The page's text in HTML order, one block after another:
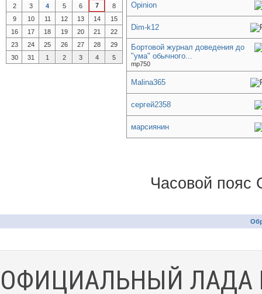
Opinion
Dim-k12
Бортовой журнал доведения до
"ума" обычного...
mp750
Malina365
сергей2358
марсиянин
2
3 4 5 6 7
8
9
10 11 12 13 14
15
16
17 18 19 20 21
22
23
24 25 26 27 28
29
30
31 1 2 3 4 5
Часовой пояс
ОФИЦИАЛЬНЫЙ ЛАДА